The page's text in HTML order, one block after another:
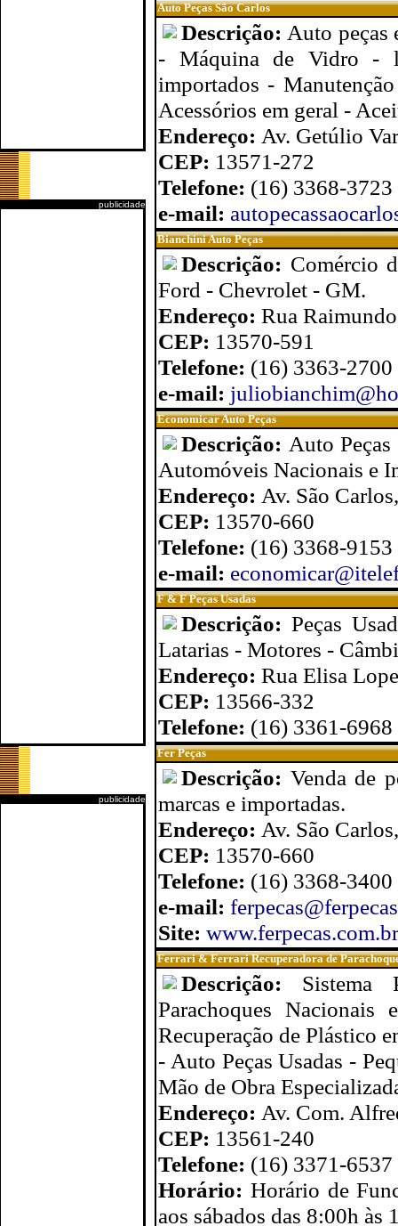
publicidade
publicidade
Auto Peças São Carlos
Descrição: Auto peças
- Máquina de Vidro -
importados -
Acessórios em geral -
Endereço: Av. Getúlio
CEP: 13571-272
Telefone: (16) 3368-
e-mail:
Bianchini Auto Peças
Descrição: Comércio
Ford - Chevrolet - GM.
Endereço: Rua
CEP: 13570-591
Telefone: (16) 3363-
e-mail:
Economicar Auto Peças
Descrição: Auto
Automóveis Nacionais e
Endereço: Av. São
CEP: 13570-660
Telefone: (16) 3368-9153
e-mail:
F & F Peças Usadas
Descrição:Peças
Latarias - Motores -
Endereço: Rua Elisa
CEP: 13566-332
Telefone: (16) 3361-
Fer Peças
Descrição: Venda de
marcas e importadas.
Endereço: Av. São
CEP: 13570-660
Telefone: (16) 3368-
e-mail:
Site: www.ferpecas.com.br
Ferrari & Ferrari Recuperadora de
Descrição: Sistema
Parachoques
Recuperação de Plástico
- Auto Peças Usadas -
Mão de Obra
Endereço: Av. Com.
CEP: 13561-240
Telefone: (16) 3371-6537
Horário: Horário de
aos sábados das 8:00h às